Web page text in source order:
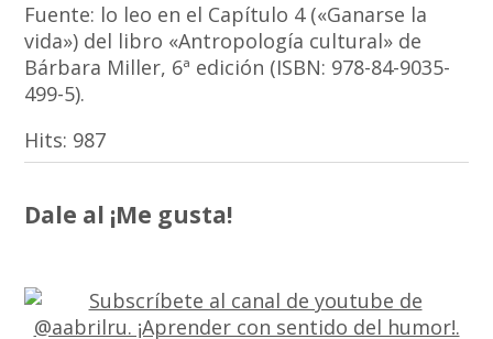
Fuente: lo leo en el Capítulo 4 («Ganarse la
vida») del libro «Antropología cultural» de
Bárbara Miller, 6ª edición (ISBN: 978-84-9035-
499-5).
Hits: 987
Dale al ¡Me gusta!